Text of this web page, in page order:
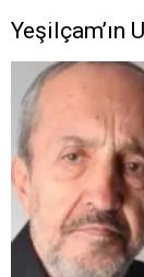
Yeşilçam’ın